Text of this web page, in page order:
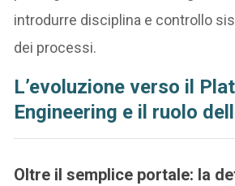
introdurre disciplina e controllo
dei processi.
L’evoluzione verso il
Engineering e il ruolo
Oltre il semplice portale: la